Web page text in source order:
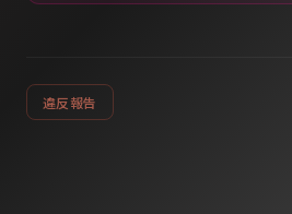
違反報告